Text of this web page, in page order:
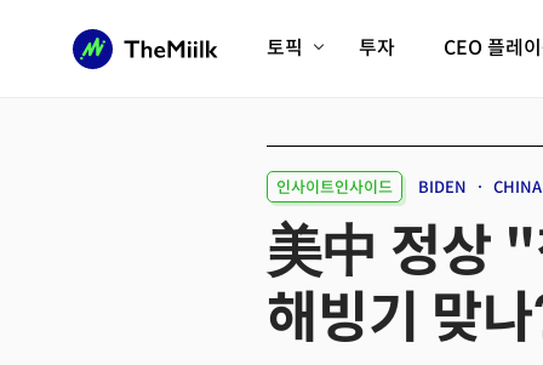
토픽
피지컬AI/로봇
AX비즈니스혁명
디지털자산
미래 교육/직업
전체 기사 보기
투자 CEO 플레
인사이트인사이드 BIDEN CHINA
美中 정상
해빙기 맞